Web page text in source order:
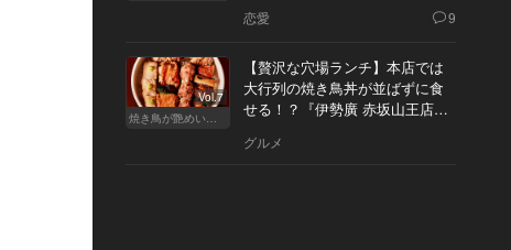
恋愛 9
Vol.7
焼き鳥が艶めいてきた
【贅沢な穴場ランチ】本店では
大行列の焼き鳥丼が並ばずに食
せる！？『伊勢廣 赤坂山王店』
グルメ